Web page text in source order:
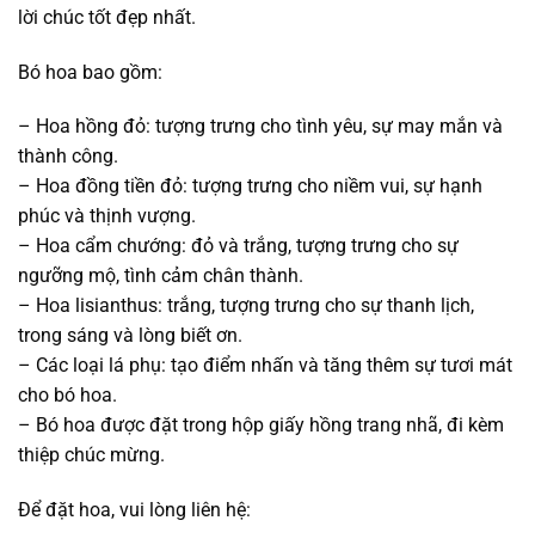
lời chúc tốt đẹp nhất.
Bó hoa bao gồm:
– Hoa hồng đỏ: tượng trưng cho tình yêu, sự may mắn và
thành công.
– Hoa đồng tiền đỏ: tượng trưng cho niềm vui, sự hạnh
phúc và thịnh vượng.
– Hoa cẩm chướng: đỏ và trắng, tượng trưng cho sự
ngưỡng mộ, tình cảm chân thành.
– Hoa lisianthus: trắng, tượng trưng cho sự thanh lịch,
trong sáng và lòng biết ơn.
– Các loại lá phụ: tạo điểm nhấn và tăng thêm sự tươi mát
cho bó hoa.
– Bó hoa được đặt trong hộp giấy hồng trang nhã, đi kèm
thiệp chúc mừng.
Để đặt hoa, vui lòng liên hệ: